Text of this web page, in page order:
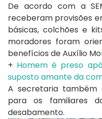
De acordo com a
receberam provisões
básicas, colchões e
moradores foram
benefícios de Auxílio
+ Homem é preso
suposto amante da
A secretaria também
para os familiares
desabamento.